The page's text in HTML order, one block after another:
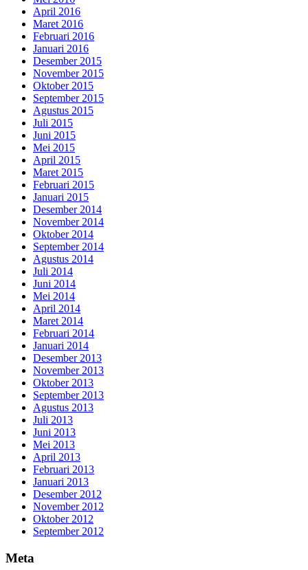
April 2016
Maret 2016
Februari 2016
Januari 2016
Desember 2015
November 2015
Oktober 2015
September 2015
Agustus 2015
Juli 2015
Juni 2015
Mei 2015
April 2015
Maret 2015
Februari 2015
Januari 2015
Desember 2014
November 2014
Oktober 2014
September 2014
Agustus 2014
Juli 2014
Juni 2014
Mei 2014
April 2014
Maret 2014
Februari 2014
Januari 2014
Desember 2013
November 2013
Oktober 2013
September 2013
Agustus 2013
Juli 2013
Juni 2013
Mei 2013
April 2013
Februari 2013
Januari 2013
Desember 2012
November 2012
Oktober 2012
September 2012
Meta